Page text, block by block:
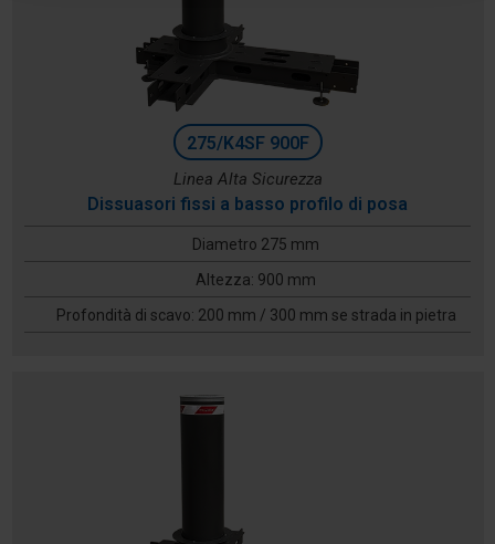
275/K4SF 900F
Linea Alta Sicurezza
Dissuasori fissi a basso profilo di posa
Diametro 275 mm
Altezza: 900 mm
Profondità di scavo: 200 mm / 300 mm se strada in pietra